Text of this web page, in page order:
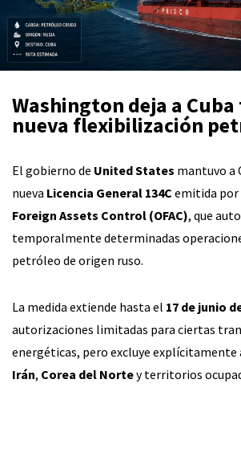
Washington deja a Cuba
nueva flexibilización
El gobierno de United States mantuvo a
nueva Licencia General 134C emitida por
Foreign Assets Control (OFAC), que
temporalmente determinadas
petróleo de origen ruso.
La medida extiende hasta el 17 de junio
autorizaciones limitadas para ciertas
energéticas, pero excluye explícitamente
Irán, Corea del Nortey territorios